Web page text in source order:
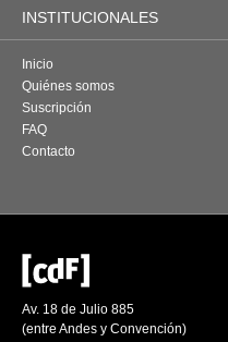
INSTITUCIONALES
Inicio
Quiénes somos
Suscripción
FAQ
Contacto
Av. 18 de Julio 885
(entre Andes y Convención)